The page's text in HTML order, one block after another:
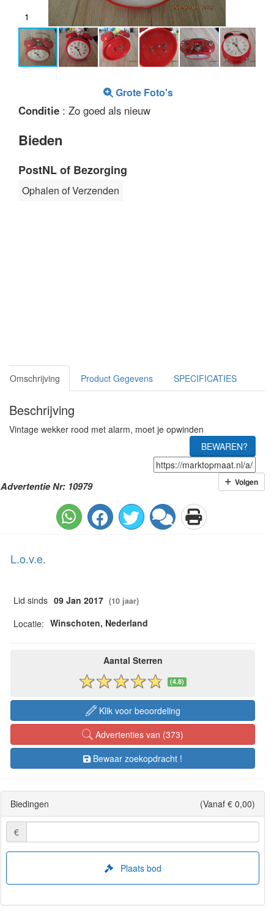
2
Grote Foto's
Conditie : Zo goed als nieuw
Bieden
PostNL of Bezorging
Ophalen of Verzenden
Omschrijving Product Gegevens SPECIFICATIES
Beschrijving
Vintage wekker rood met alarm, moet je opwinden
BEWAREN?
Advertentie Nr: 10979 Volgen
L.o.v.e.
Lid sinds 09 Jan 2017 (10 jaar)
Locatie: Winschoten, Nederland
Aantal Sterren
(4.8)
Klik voor beoordeling
Advertenties van (373)
Bewaar zoekopdracht !
Biedingen (Vanaf € 0,00)
€
Plaats bod